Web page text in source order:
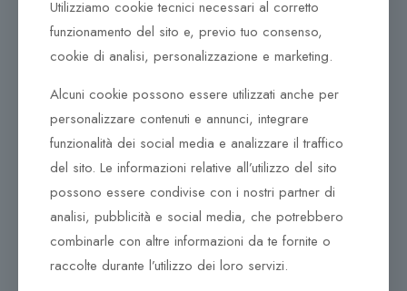
Leggi tutto
carrello
Smartwatch TecnoChic
TC-V8Pro-03
144,00€
Aggiungi al
carrello
Sold out
Smartwatch TecnoChic
TC-V9Pro-02
144,00 €
Utilizziamo cookie tecnici necessari al corretto
funzionamento del sito e, previo tuo consenso,
cookie di analisi, personalizzazione e marketing.
Alcuni cookie possono essere utilizzati anche per
personalizzare contenuti e annunci, integrare
funzionalità dei social media e analizzare il traffico
del sito. Le informazioni relative all’utilizzo del sito
possono essere condivise con i nostri partner di
analisi, pubblicità e social media, che potrebbero
combinarle con altre informazioni da te fornite o
raccolte durante l’utilizzo dei loro servizi.